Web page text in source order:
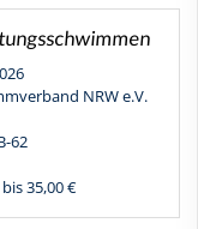
NRW e.V.
62
35,00 €